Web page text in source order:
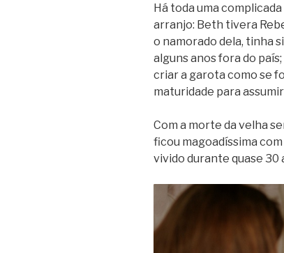
Há toda uma
arranjo: Beth tivera
o namorado dela, tinha
alguns anos fora do
criar a garota como se
maturidade para
Com a morte da velha
ficou magoadíssima
vivido durante quase 30